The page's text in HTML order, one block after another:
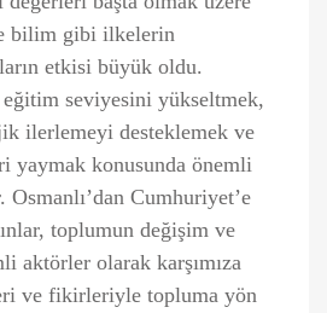
bilim gibi ilkelerin
etkisi büyük oldu.
seviyesini yükseltmek,
ilerlemeyi desteklemek ve
yaymak konusunda önemli
Cumhuriyet’e
toplumun değişim ve
aktörler olarak karşımıza
ve fikirleriyle topluma yön